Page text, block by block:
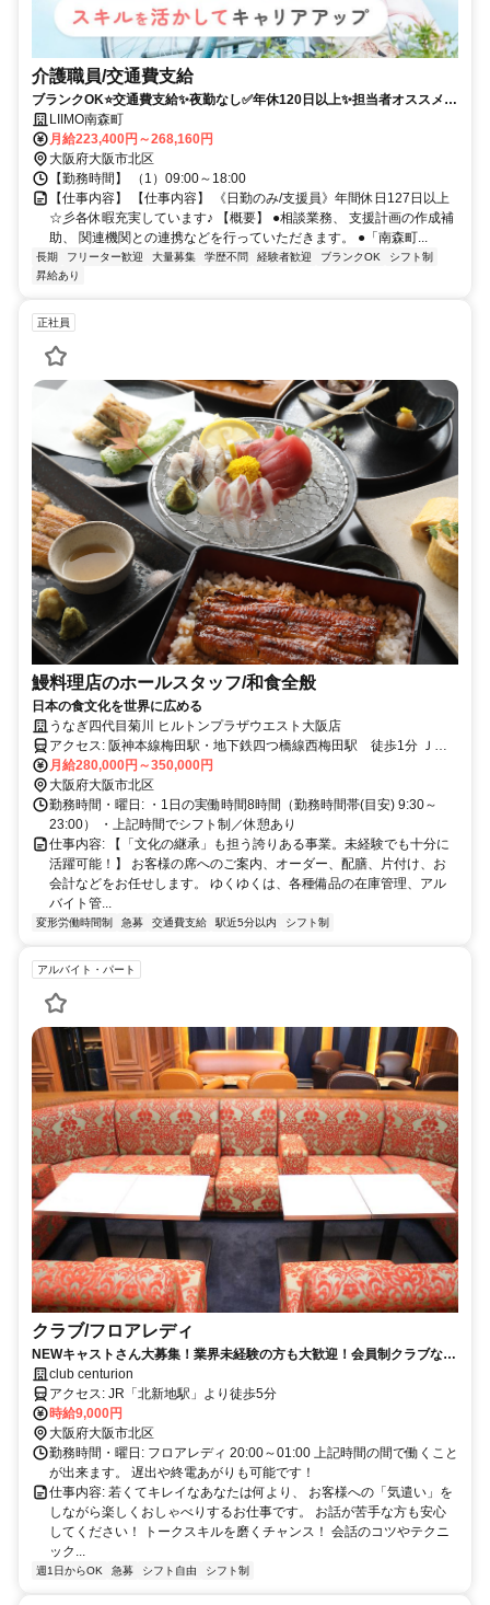
介護職員/交通費支給
ブランクOK⭐️交通費支給✨夜勤なし✅️年休120日以上✨担当者オススメ⭕️
経験者優遇✨駅チカ
LIIMO南森町
月給223,400円～268,160円
大阪府大阪市北区
【勤務時間】 （1）09:00～18:00
【仕事内容】 【仕事内容】 《日勤のみ/支援員》年間休日127日以上
☆彡各休暇充実しています♪ 【概要】 ●相談業務、 支援計画の作成補
助、 関連機関との連携などを行っていただきます。 ●「南森町...
長期 フリーター歓迎 大量募集 学歴不問 経験者歓迎 ブランクOK
シフト制
昇給あり
正社員
鰻料理店のホールスタッフ/和食全般
日本の食文化を世界に広める
うなぎ四代目菊川 ヒルトンプラザウエスト大阪店
アクセス: 阪神本線梅田駅・地下鉄四つ橋線西梅田駅 徒歩1分 ＪＲ
大阪駅・北新地駅・地下鉄御堂筋線梅田駅 徒歩3分 地下鉄谷町線東
梅田駅 徒歩5分 阪急線梅田駅 徒歩8分 西梅田駅から50m 西梅田
駅から108m
月給280,000円～350,000円
大阪府大阪市北区
勤務時間・曜日: ・1日の実働時間8時間（勤務時間帯(目安) 9:30～
23:00） ・上記時間でシフト制／休憩あり
仕事内容: 【「文化の継承」も担う誇りある事業。未経験でも十分に
活躍可能！】 お客様の席へのご案内、オーダー、配膳、片付け、お
会計などをお任せします。 ゆくゆくは、各種備品の在庫管理、アル
バイト管...
変形労働時間制 急募 交通費支給 駅近5分以内 シフト制
アルバイト・パート
クラブ/フロアレディ
NEWキャストさん大募集！業界未経験の方も大歓迎！会員制クラブなの
で客層も◎
club centurion
アクセス: JR「北新地駅」より徒歩5分
時給9,000円
大阪府大阪市北区
勤務時間・曜日: フロアレディ 20:00～01:00 上記時間の間で働くこと
が出来ます。 遅出や終電あがりも可能です！
仕事内容: 若くてキレイなあなたは何より、 お客様への「気遣い」を
しながら楽しくおしゃべりするお仕事です。 お話が苦手な方も安心
してください！ トークスキルを磨くチャンス！ 会話のコツやテクニ
ック...
週1日からOK 急募 シフト自由 シフト制